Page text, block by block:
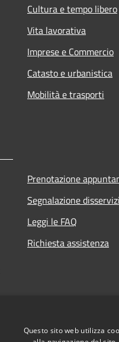
Cultura e tempo libero
Vita lavorativa
Imprese e Commercio
Catasto e urbanistica
Mobilità e trasporti
Prenotazione
Segnalazione
Leggi le FAQ
Richiesta assistenza
Questo sito web utilizza